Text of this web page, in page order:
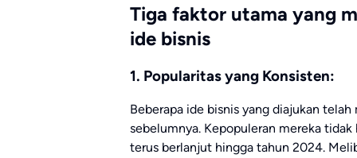
Tiga faktor utama yang
ide bisnis
1. Popularitas yang Konsisten:
Beberapa ide bisnis yang diajukan
sebelumnya. Kepopuleran mereka
terus berlanjut hingga tahun 2024.